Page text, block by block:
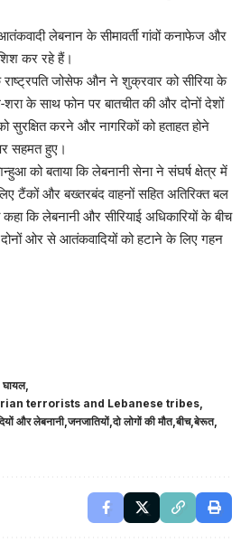
लेबनान के सीमावर्ती गांवों कनाफेज और
कर रहे हैं।
जोसेफ औन ने शुक्रवार को सीरिया के
के साथ फोन पर बातचीत की और दोनों देशों
सुरक्षित करने और नागरिकों को हताहत होने
सहमत हुए।
को बताया कि लेबनानी सेना ने संघर्ष क्षेत्र में
टैंकों और बख्तरबंद वाहनों सहित अतिरिक्त बल
कि लेबनानी और सीरियाई अधिकारियों के बीच
ओर से आतंकवादियों को हटाने के लिए गहन
terrorists and Lebanese tribes
और लेबनानी जनजातियों दो लोगों की मौत बीच बेरूत